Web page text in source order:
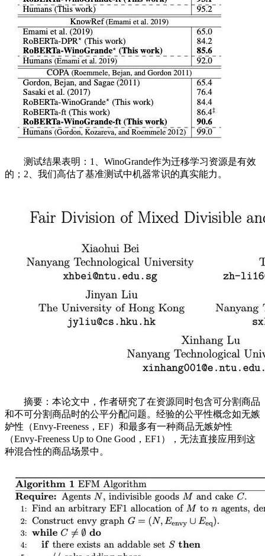
测试结果表明：1、WinoGrande作为迁移学习资源是有效
的；2、我们高估了基准测试中机器常识的真实能力。
摘要：本论文中，作者研究了在资源同时包含可分割商品
和不可分割商品时的公平分配问题。经验的公平性概念如无嫉
妒性（Envy-Freeness，EF）和最多有一种商品无嫉妒性
（Envy-Freeness Up to One Good，EF1），无法直接应用到这
种混合性的商品场景中。